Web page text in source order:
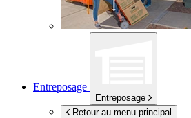
Entreposage
Entreposage
Retour au menu principal